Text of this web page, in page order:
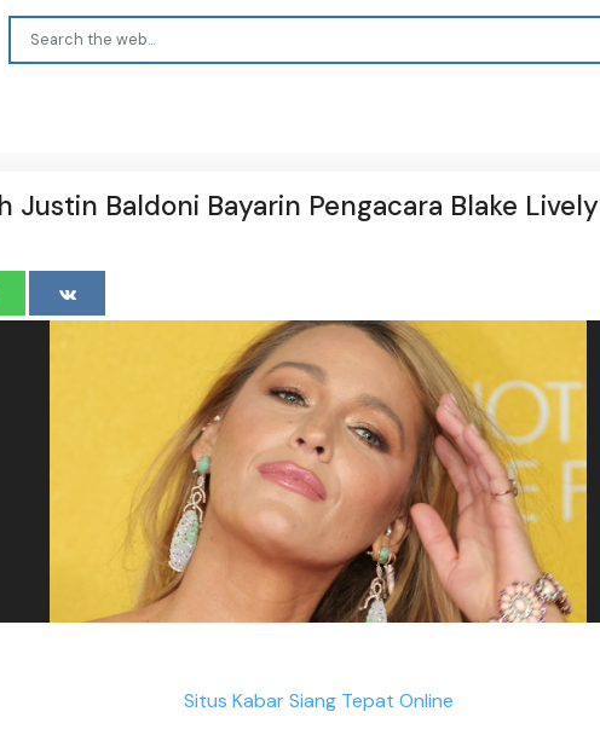
Justin Baldoni Bayarin Pengacara Blake Lively
Situs Kabar Siang Tepat Online